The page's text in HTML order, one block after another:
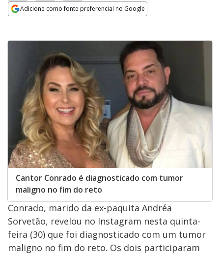
Adicione como fonte preferencial no Google
Cantor Conrado é diagnosticado com tumor
maligno no fim do reto
Conrado, marido da ex-paquita Andréa
Sorvetão, revelou no Instagram nesta quinta-
feira (30) que foi diagnosticado com um tumor
maligno no fim do reto. Os dois participaram